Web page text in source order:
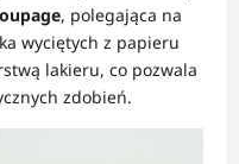
, polegająca na
wyciętych z papieru
lakieru, co pozwala
zdobień.